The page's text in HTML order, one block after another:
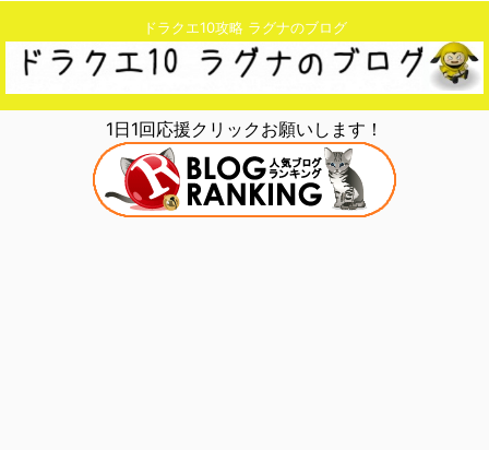
ドラクエ10攻略 ラグナのブログ
1日1回応援クリックお願いします！